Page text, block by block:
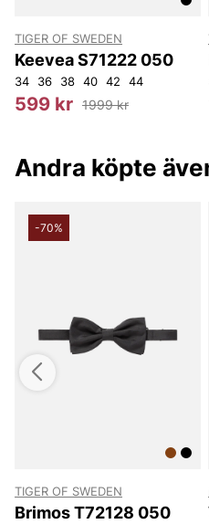
Tack för att du handlar i vår
TIGER OF SWEDEN
Keevea S71222 050
34 36 38 40 42 44
599 kr 1999 kr
Andra köpte
-70%
TIGER OF SWEDEN
Brimos T72128 050